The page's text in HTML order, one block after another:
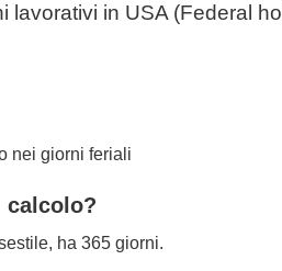
lavorativi in USA (Federal
nei giorni feriali
calcolo?
ha 365 giorni.